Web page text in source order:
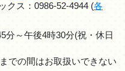
クス：0986-52-4944 (各
分～午後4時30分(祝・休日
での間はお取扱いできない